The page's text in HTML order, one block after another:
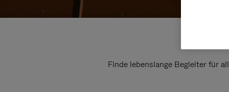
Finde lebenslange Begleiter für